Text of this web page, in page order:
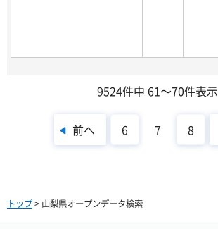
9524件中 61～70件表示
前へ 6 7 8
トップ> 山梨県オープンデータ検索